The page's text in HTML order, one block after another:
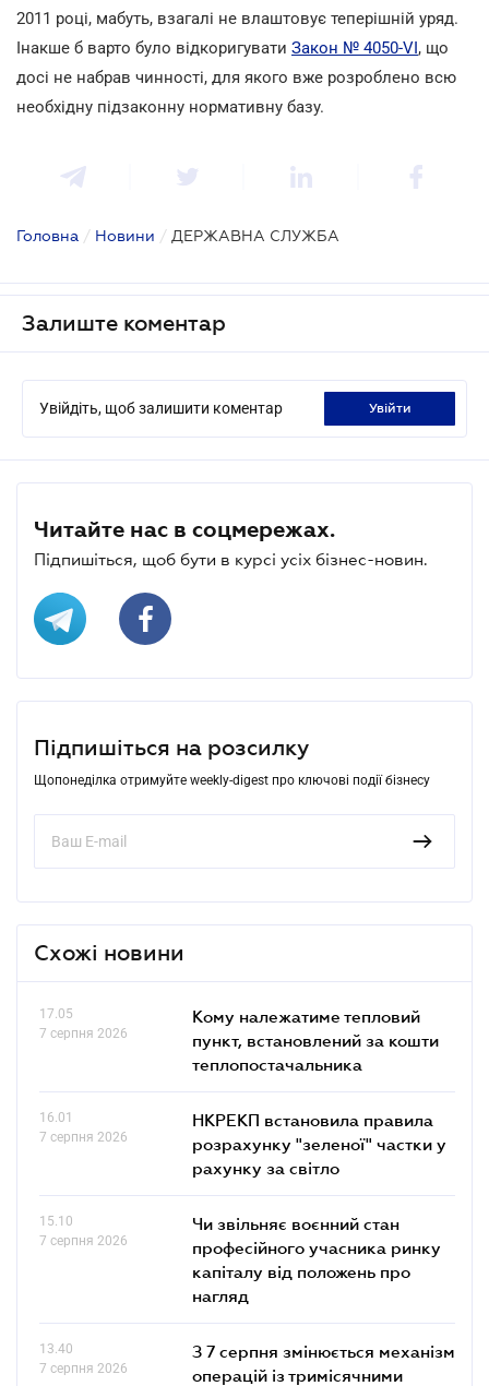
2011 році, мабуть, взагалі не влаштовує теперішній уряд.
Інакше б варто було відкоригувати Закон № 4050-VI, що
досі не набрав чинності, для якого вже розроблено всю
необхідну підзаконну нормативну базу.
Головна / Новини / ДЕРЖАВНА СЛУЖБА
Залиште коментар
Увійдіть, щоб залишити коментар увійти
Читайте нас в соцмережах.
Підпишіться, щоб бути в курсі усіх бізнес-новин.
Підпишіться на розсилку
Щопонеділка отримуйте weekly-digest про ключові події бізнесу
Схожі новини
17.05
7 серпня 2026
Кому належатиме тепловий
пункт, встановлений за кошти
теплопостачальника
16.01
7 серпня 2026
НКРЕКП встановила правила
розрахунку "зеленої" частки у
рахунку за світло
15.10
7 серпня 2026
Чи звільняє воєнний стан
професійного учасника ринку
капіталу від положень про
нагляд
13.40
7 серпня 2026
З 7 серпня змінюється механізм
операцій із тримісячними